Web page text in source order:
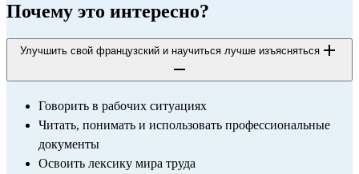
Почему это интересно?
Улучшить свой французский и научиться лучше изъясняться
Говорить в рабочих ситуациях
Читать, понимать и использовать профессиональные
документы
Освоить лексику мира труда